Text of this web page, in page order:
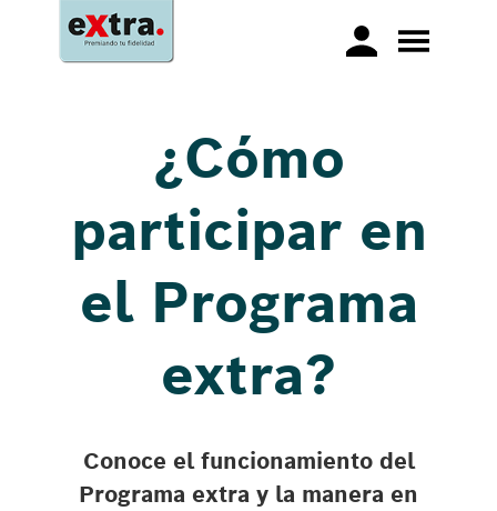
¿Cómo
participar en
el Programa
extra?
Conoce el funcionamiento del
Programa extra y la manera en